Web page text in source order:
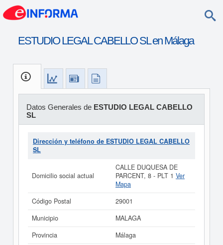
ESTUDIO LEGAL CABELLO SL en Málaga
Datos Generales de ESTUDIO LEGAL CABELLO
SL
Dirección y teléfono de ESTUDIO LEGAL CABELLO
SL
Domicilio social actual
CALLE DUQUESA DE
PARCENT, 8 - PLT 1 Ver
Mapa
Código Postal
29001
Municipio
MALAGA
Provincia
Málaga